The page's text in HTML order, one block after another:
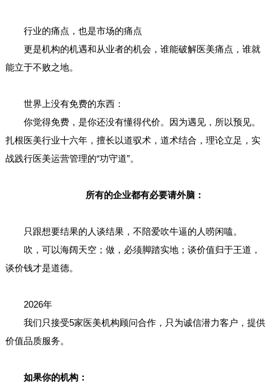
行业的痛点，也是市场的痛点
更是机构的机遇和从业者的机会，谁能破解医美痛点，谁就
能立于不败之地。
世界上没有免费的东西：
你觉得免费，是你还没有懂得代价。因为遇见，所以预见。
扎根医美行业十六年，擅长以道驭术，道术结合，理论立足，实
战践行医美运营管理的“功守道”。
所有的企业都有必要请外脑：
只跟想要结果的人谈结果，不陪爱吹牛逼的人唠闲嗑。
吹，可以海阔天空；做，必须脚踏实地；谈价值归于王道，
谈价钱才是道德。
2026年
我们只接受5家医美机构顾问合作，只为诚信潜力客户，提供
价值品质服务。
如果你的机构：